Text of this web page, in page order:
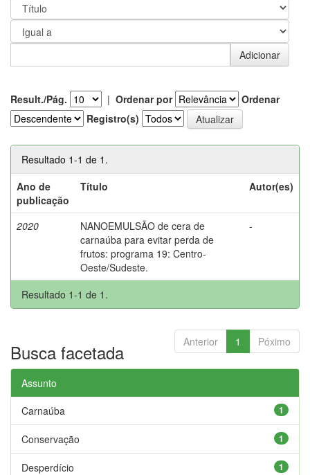
Result./Pág. | Ordenar por
Ordenar
Registro(s)
Resultado 1-1 de 1.
Ano de
publicação
Título Autor(es)
2020
NANOEMULSÃO de cera de
carnaúba para evitar perda de
frutos: programa 19: Centro-
Oeste/Sudeste.
-
Resultado 1-1 de 1.
Anterior 1 Póximo
Busca facetada
Assunto
1
Carnaúba
1
Conservação
1
Desperdício